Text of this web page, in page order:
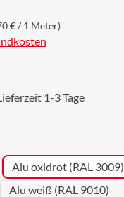
€ / 1 Meter)
1-3 Tage
Alu oxidrot (RAL 3009)
Alu weiß (RAL 9010)